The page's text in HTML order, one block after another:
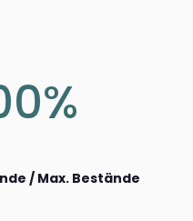
/ Max. Bestände